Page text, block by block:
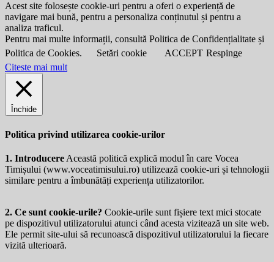
Acest site folosește cookie-uri pentru a oferi o experiență de
navigare mai bună, pentru a personaliza conținutul și pentru a
analiza traficul.
Pentru mai multe informații, consultă Politica de Confidențialitate și
Politica de Cookies.
Setări cookie ACCEPT Respinge
Citeste mai mult
Închide
Politica privind utilizarea cookie-urilor
1. Introducere Această politică explică modul în care Vocea
Timișului (www.voceatimisului.ro) utilizează cookie-uri și tehnologii
similare pentru a îmbunătăți experiența utilizatorilor.
2. Ce sunt cookie-urile? Cookie-urile sunt fișiere text mici stocate
pe dispozitivul utilizatorului atunci când acesta vizitează un site web.
Ele permit site-ului să recunoască dispozitivul utilizatorului la fiecare
vizită ulterioară.